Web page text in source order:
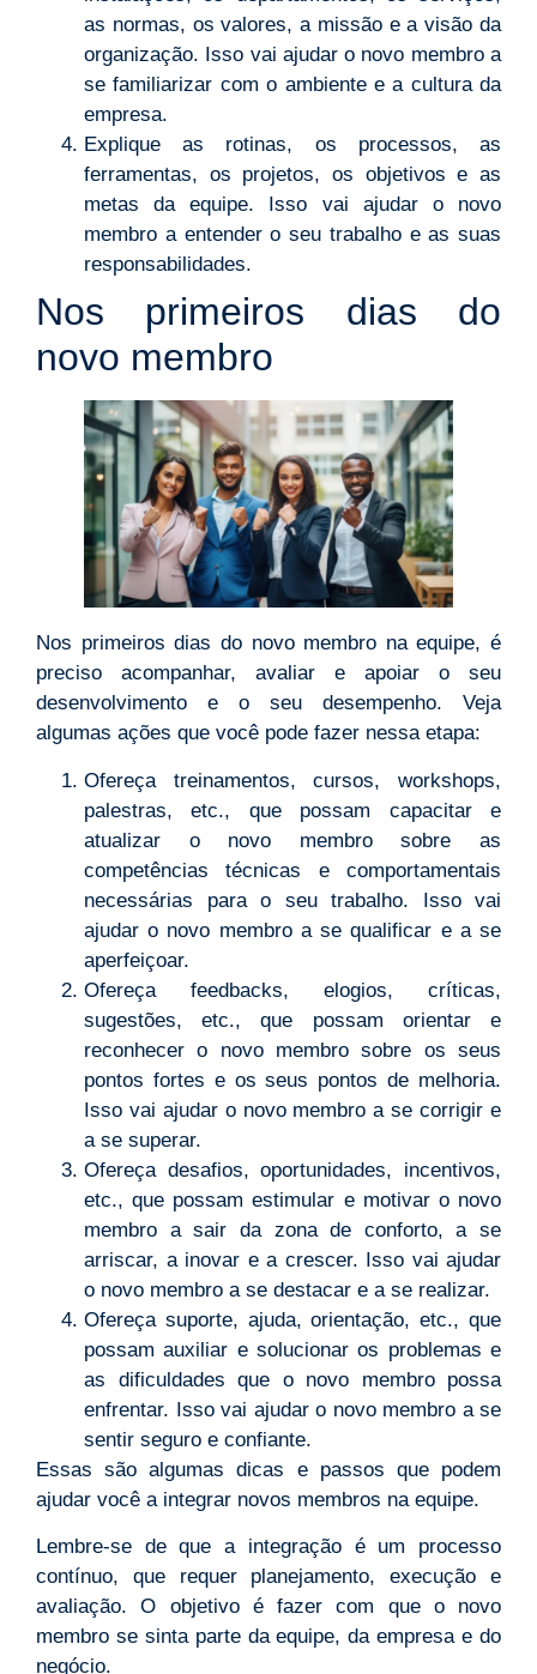
as normas, os valores, a missão e a visão da
organização. Isso vai ajudar o novo membro a
se familiarizar com o ambiente e a cultura da
empresa.
Explique as rotinas, os processos, as
ferramentas, os projetos, os objetivos e as
metas da equipe. Isso vai ajudar o novo
membro a entender o seu trabalho e as suas
responsabilidades.
Nos primeiros dias do
novo membro
Nos primeiros dias do novo membro na equipe, é
preciso acompanhar, avaliar e apoiar o seu
desenvolvimento e o seu desempenho. Veja
algumas ações que você pode fazer nessa etapa:
Ofereça treinamentos, cursos, workshops,
palestras, etc., que possam capacitar e
atualizar o novo membro sobre as
competências técnicas e comportamentais
necessárias para o seu trabalho. Isso vai
ajudar o novo membro a se qualificar e a se
aperfeiçoar.
Ofereça feedbacks, elogios, críticas,
sugestões, etc., que possam orientar e
reconhecer o novo membro sobre os seus
pontos fortes e os seus pontos de melhoria.
Isso vai ajudar o novo membro a se corrigir e
a se superar.
Ofereça desafios, oportunidades, incentivos,
etc., que possam estimular e motivar o novo
membro a sair da zona de conforto, a se
arriscar, a inovar e a crescer. Isso vai ajudar
o novo membro a se destacar e a se realizar.
Ofereça suporte, ajuda, orientação, etc., que
possam auxiliar e solucionar os problemas e
as dificuldades que o novo membro possa
enfrentar. Isso vai ajudar o novo membro a se
sentir seguro e confiante.
Essas são algumas dicas e passos que podem
ajudar você a integrar novos membros na equipe.
Lembre-se de que a integração é um processo
contínuo, que requer planejamento, execução e
avaliação. O objetivo é fazer com que o novo
membro se sinta parte da equipe, da empresa e do
negócio.